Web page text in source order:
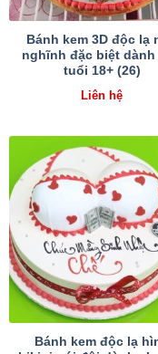
Bánh kem 3D độc lạ
nghĩnh đặc biệt dành
tuổi 18+ (26)
Liên hệ
Bánh kem độc lạ